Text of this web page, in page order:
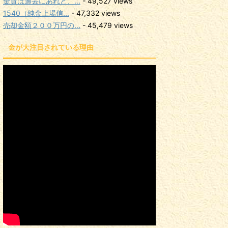
金貨は過去にあれど、...- 49,527 views
1540（純金上場信... - 47,332 views
売却金額２００万円の...
- 45,479 views
金が大注目されている理由